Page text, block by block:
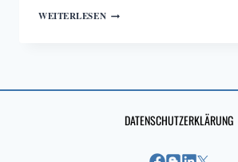
WEITERLESENPRIVATRADIOS
DATENSCHUTZERKLÄRUNG